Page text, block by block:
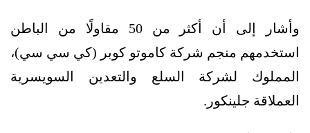
وأشار إلى أن أكثر من 50 مقاولًا من الباطن
استخدمهم منجم شركة كاموتو كوبر (كي سي سي)،
المملوك لشركة السلع والتعدين السويسرية
العملاقة جلينكور.